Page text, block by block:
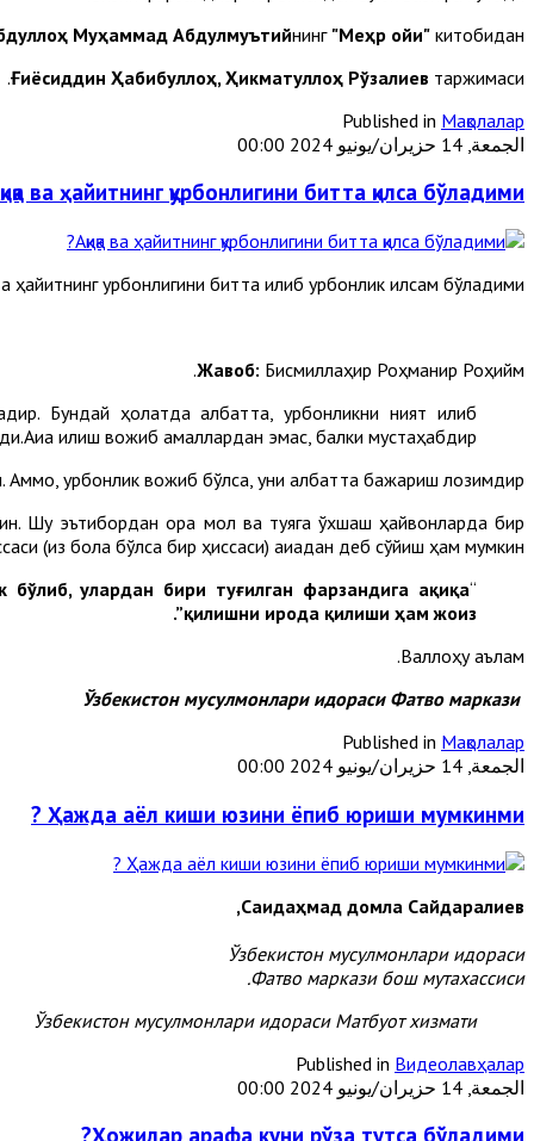
Муҳаммад Абдулмуътийнинг "Меҳр ойи" китобидан
Ғиёсиддин Ҳабибуллоҳ, Ҳикматуллоҳ Рўзалиев таржимаси.
Published in Мақолалар
الجمعة, 14 حزيران/يونيو 2024 00:00
ва ҳайитнинг қурбонлигини битта қилса бўладими?
қурбонлигини битта қилиб қурбонлик қилсам бўладими?
Жавоб: Бисмиллаҳир Роҳманир Роҳийм.
Бундай ҳолатда албатта, қурбонликни ният қилиб
қилиш вожиб амаллардан эмас, балки мустаҳабдир.
Аммо, қурбонлик вожиб бўлса, уни албатта бажариш лозимдир.
Шу эътибордан қора мол ва туяга ўхшаш ҳайвонларда бир
(қиз бола бўлса бир ҳиссаси) ақиқадан деб сўйиш ҳам мумкин.
“Бадоиъус саноиъ” китобида бундай дейилади:
улардан бири туғилган фарзандига ақиқа
қилишни ирода қилиши ҳам жоиз”.
Валлоҳу аълам.
Ўзбекистон мусулмонлари идораси Фатво маркази
Published in Мақолалар
الجمعة, 14 حزيران/يونيو 2024 00:00
Ҳажда аёл киши юзини ёпиб юриши мумкинми ?
Саидаҳмад домла Сайдаралиев,
Ўзбекистон мусулмонлари идораси
Фатво маркази бош мутахассиси.
Ўзбекистон мусулмонлари идораси Матбуот хизмати
Published in Видеолавҳалар
الجمعة, 14 حزيران/يونيو 2024 00:00